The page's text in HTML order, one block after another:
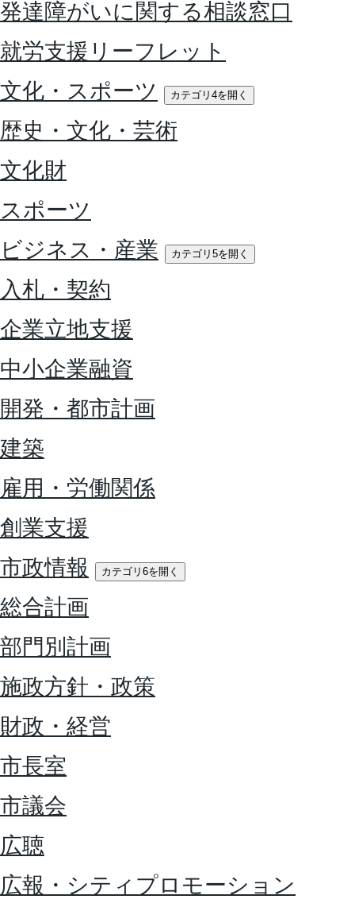
発達障がいに関する相談窓口
就労支援リーフレット
文化・スポーツ
カテゴリ4を開く
歴史・文化・芸術
文化財
スポーツ
ビジネス・産業
カテゴリ5を開く
入札・契約
企業立地支援
中小企業融資
開発・都市計画
建築
雇用・労働関係
創業支援
市政情報
カテゴリ6を開く
総合計画
部門別計画
施政方針・政策
財政・経営
市長室
市議会
広聴
広報・シティプロモーション